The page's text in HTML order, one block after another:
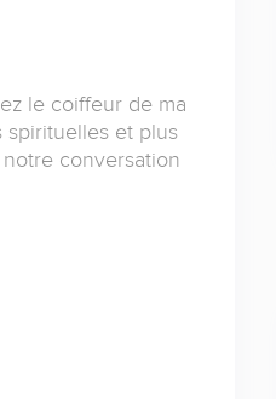
le coiffeur de ma
spirituelles et plus
conversation